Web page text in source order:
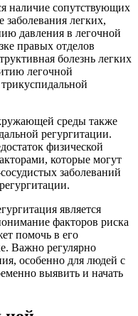
наличие сопутствующих
заболевания легких,
давления в легочной
правых отделов
болезнь легких
легочной
среды также
регургитации.
физической
которые могут
заболеваний
является
факторов риска
помочь в его
Важно регулярно
особенно для людей с
выявить и начать